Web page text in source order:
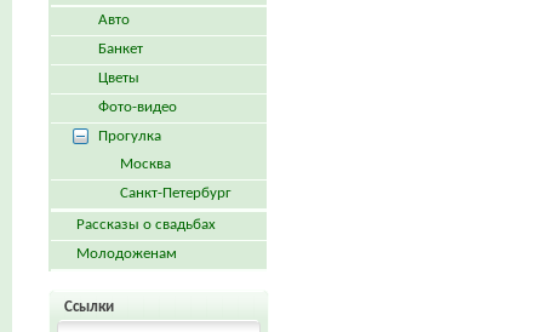
Авто
Банкет
Цветы
Фото-видео
Прогулка
Москва
Санкт-Петербург
Рассказы о свадьбах
Молодоженам
Ссылки